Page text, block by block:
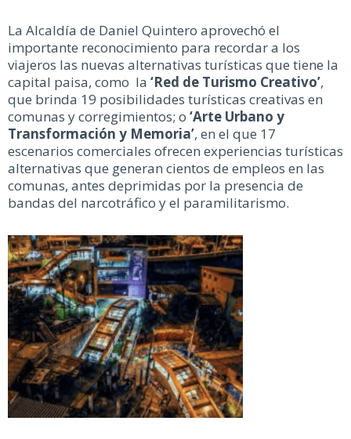
La Alcaldía de Daniel Quintero aprovechó el
importante reconocimiento para recordar a los
viajeros las nuevas alternativas turísticas que tiene la
capital paisa, como la ‘Red de Turismo Creativo’,
que brinda 19 posibilidades turísticas creativas en
comunas y corregimientos; o ‘Arte Urbano y
Transformación y Memoria’, en el que 17
escenarios comerciales ofrecen experiencias turísticas
alternativas que generan cientos de empleos en las
comunas, antes deprimidas por la presencia de
bandas del narcotráfico y el paramilitarismo.